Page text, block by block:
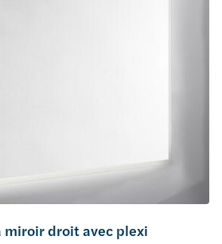
miroir droit avec plexi